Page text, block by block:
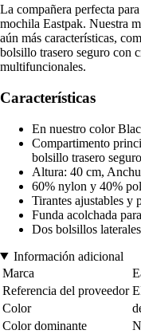
La compañera perfecta
mochila Eastpak. Nuestra
aún más características,
bolsillo trasero seguro con
multifuncionales.
Características
En nuestro color
Compartimento
bolsillo trasero seguro
Altura: 40 cm,
60% nylon y 40%
Tirantes ajustables y
Funda acolchada
Dos bolsillos
Información adicional
Marca
Referencia del proveedor
Color
Color dominante